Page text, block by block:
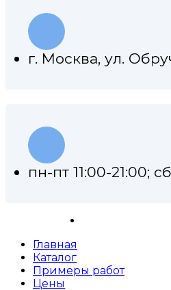
г. Москва, ул.
пн-пт 11:00-21:00;
Главная
Каталог
Примеры работ
Цены